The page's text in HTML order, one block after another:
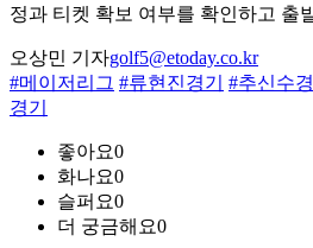
정과 티켓 확보 여부를 확인하고 출
오상민 기자golf5@etoday.co.kr
#메이저리그 #류현진경기 #추신수경
경기
좋아요0
화나요0
슬퍼요0
더 궁금해요0